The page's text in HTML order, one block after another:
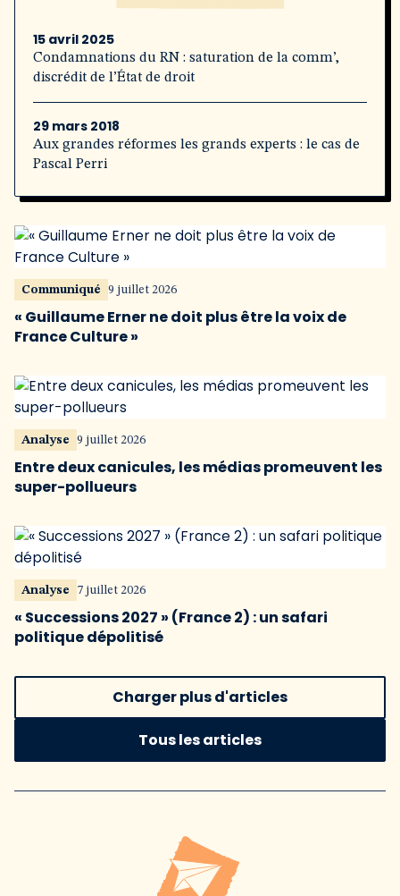
15 avril 2025
Condamnations du RN : saturation de la comm’,
discrédit de l’État de droit
29 mars 2018
Aux grandes réformes les grands experts : le cas de
Pascal Perri
Communiqué 9 juillet 2026
« Guillaume Erner ne doit plus être la voix de
France Culture »
Analyse 9 juillet 2026
Entre deux canicules, les médias promeuvent les
super-pollueurs
Analyse 7 juillet 2026
« Successions 2027 » (France 2) : un safari
politique dépolitisé
Charger plus d'articles
Tous les articles